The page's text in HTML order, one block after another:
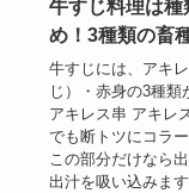
牛すじ料理は
め！3種類の畜
牛すじには、アキ
じ）・赤身の3種
アキレス串 アキレ
でも断トツにコラ
この部分だけなら
出汁を吸い込みま